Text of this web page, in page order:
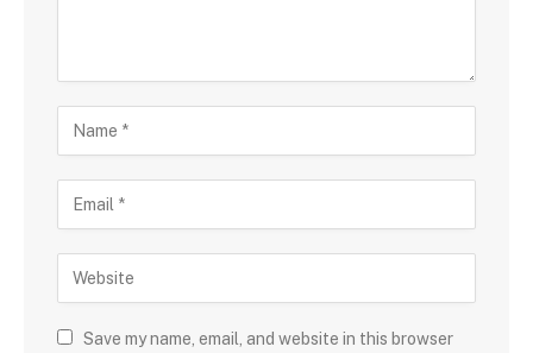
Save my name, email, and website in this browser